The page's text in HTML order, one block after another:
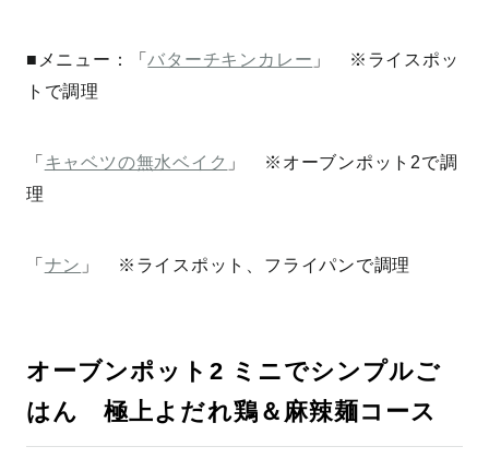
■メニュー：「バターチキンカレー 」 ※ライスポッ
トで調理
「 キャベツの無水ベイク 」 ※オーブンポット2で調
理
「 ナン 」 ※ライスポット、フライパンで調理
オーブンポット2 ミニでシンプルご
はん 極上よだれ鶏＆麻辣麺コース